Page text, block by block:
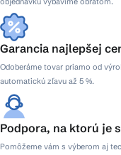
Garancia najlepšej
Odoberáme tovar priamo od
automatickú zľavu až 5 %.
Podpora, na ktorú je
Pomôžeme vám s výberom aj